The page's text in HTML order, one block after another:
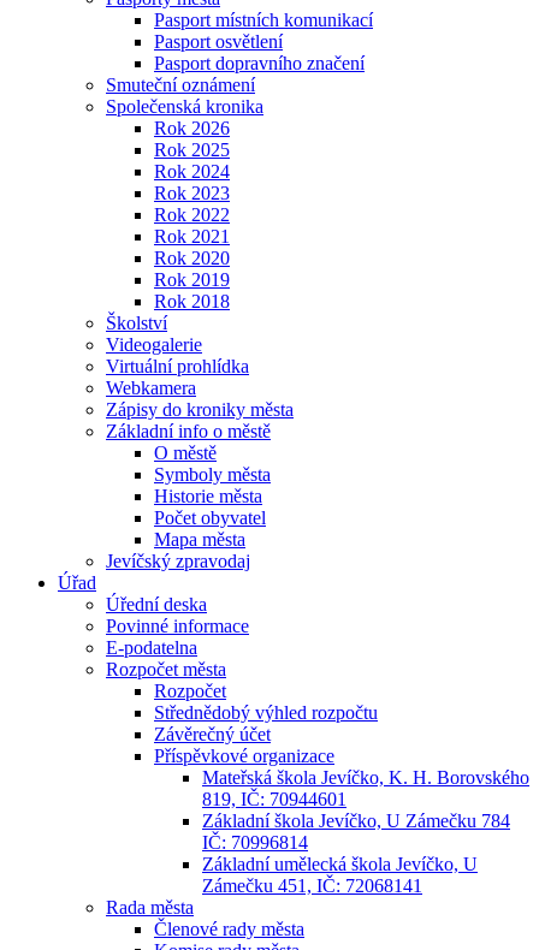
Pasport místních komunikací
Pasport osvětlení
Pasport dopravního značení
Smuteční oznámení
Společenská kronika
Rok 2026
Rok 2025
Rok 2024
Rok 2023
Rok 2022
Rok 2021
Rok 2020
Rok 2019
Rok 2018
Školství
Videogalerie
Virtuální prohlídka
Webkamera
Zápisy do kroniky města
Základní info o městě
O městě
Symboly města
Historie města
Počet obyvatel
Mapa města
Jevíčský zpravodaj
Úřad
Úřední deska
Povinné informace
E-podatelna
Rozpočet města
Rozpočet
Střednědobý výhled rozpočtu
Závěrečný účet
Příspěvkové organizace
Mateřská škola Jevíčko, K. H. Borovského
819, IČ: 70944601
Základní škola Jevíčko, U Zámečku 784
IČ: 70996814
Základní umělecká škola Jevíčko, U
Zámečku 451, IČ: 72068141
Rada města
Členové rady města